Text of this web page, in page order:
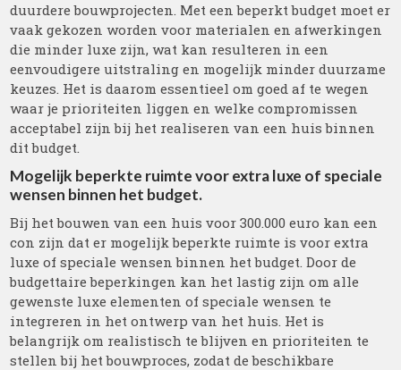
duurdere bouwprojecten. Met een beperkt budget moet er
vaak gekozen worden voor materialen en afwerkingen
die minder luxe zijn, wat kan resulteren in een
eenvoudigere uitstraling en mogelijk minder duurzame
keuzes. Het is daarom essentieel om goed af te wegen
waar je prioriteiten liggen en welke compromissen
acceptabel zijn bij het realiseren van een huis binnen
dit budget.
Mogelijk beperkte ruimte voor extra luxe of speciale
wensen binnen het budget.
Bij het bouwen van een huis voor 300.000 euro kan een
con zijn dat er mogelijk beperkte ruimte is voor extra
luxe of speciale wensen binnen het budget. Door de
budgettaire beperkingen kan het lastig zijn om alle
gewenste luxe elementen of speciale wensen te
integreren in het ontwerp van het huis. Het is
belangrijk om realistisch te blijven en prioriteiten te
stellen bij het bouwproces, zodat de beschikbare